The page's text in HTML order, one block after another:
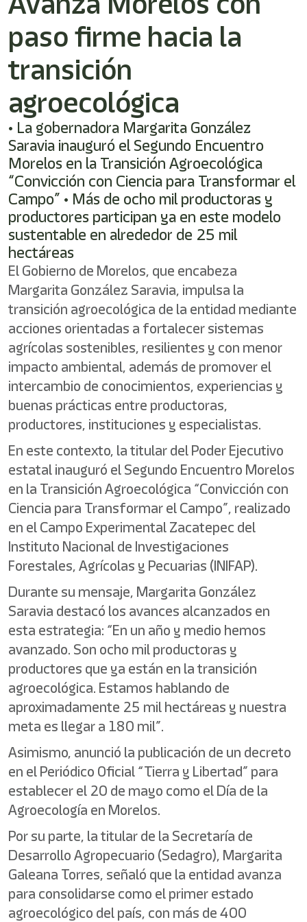
Este
directo
activa
lector
de
pantalla
para
ayudarle
navegar
interactuar
con
contenido.
paso firme hacia la
transición
agroecológica
• La gobernadora Margarita González
Saravia inauguró el Segundo Encuentro
Morelos en la Transición Agroecológica
“Convicción con Ciencia para Transformar el
Campo” • Más de ocho mil productoras y
productores participan ya en este modelo
sustentable en alrededor de 25 mil
hectáreas
El Gobierno de Morelos, que encabeza
Margarita González Saravia, impulsa la
transición agroecológica de la entidad mediante
acciones orientadas a fortalecer sistemas
agrícolas sostenibles, resilientes y con menor
impacto ambiental, además de promover el
intercambio de conocimientos, experiencias y
buenas prácticas entre productoras,
productores, instituciones y especialistas.
En este contexto, la titular del Poder Ejecutivo
estatal inauguró el Segundo Encuentro Morelos
en la Transición Agroecológica “Convicción con
Ciencia para Transformar el Campo”, realizado
en el Campo Experimental Zacatepec del
Instituto Nacional de Investigaciones
Forestales, Agrícolas y Pecuarias (INIFAP).
Durante su mensaje, Margarita González
Saravia destacó los avances alcanzados en
esta estrategia: “En un año y medio hemos
avanzado. Son ocho mil productoras y
productores que ya están en la transición
agroecológica. Estamos hablando de
aproximadamente 25 mil hectáreas y nuestra
meta es llegar a 180 mil”.
Asimismo, anunció la publicación de un decreto
en el Periódico Oficial “Tierra y Libertad” para
establecer el 20 de mayo como el Día de la
Agroecología en Morelos.
Por su parte, la titular de la Secretaría de
Desarrollo Agropecuario (Sedagro), Margarita
Galeana Torres, señaló que la entidad avanza
para consolidarse como el primer estado
agroecológico del país, con más de 400